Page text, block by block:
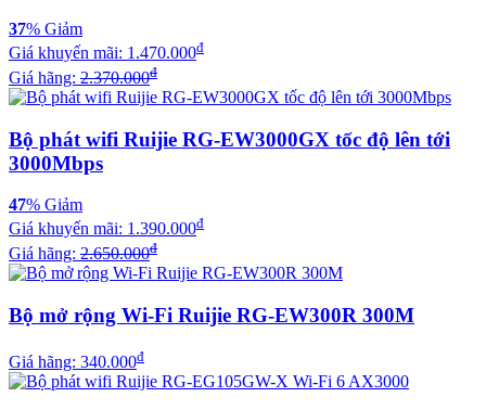
37% Giảm
Giá khuyến mãi: 1.470.000đ
Giá hãng: 2.370.000đ
Bộ phát wifi Ruijie RG-EW3000GX tốc độ lên tới
3000Mbps
47% Giảm
Giá khuyến mãi: 1.390.000đ
Giá hãng: 2.650.000đ
Bộ mở rộng Wi-Fi Ruijie RG-EW300R 300M
Giá hãng: 340.000đ